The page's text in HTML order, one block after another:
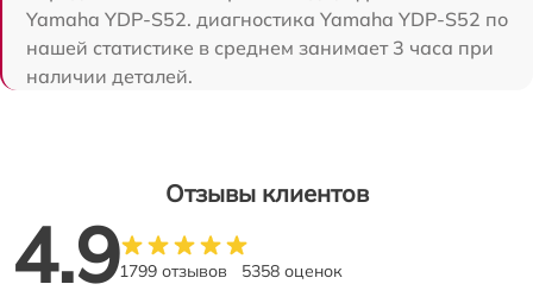
Yamaha YDP-S52. диагностика Yamaha YDP-S52 по
нашей статистике в среднем занимает 3 часа при
наличии деталей.
Отзывы клиентов
4.91799 отзывов 5358 оценок